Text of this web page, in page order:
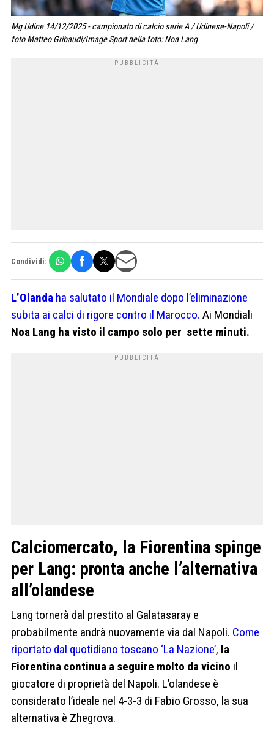
Mg Udine 14/12/2025 - campionato di calcio serie A / Udinese-Napoli /
foto Matteo Gribaudi/Image Sport nella foto: Noa Lang
Condividi:
L’Olanda ha salutato il Mondiale dopo l’eliminazione
subita ai calci di rigore contro il Marocco. Ai Mondiali
Noa Lang ha visto il campo solo per sette minuti.
Calciomercato, la Fiorentina spinge
per Lang: pronta anche l’alternativa
all’olandese
Lang tornerà dal prestito al Galatasaray e
probabilmente andrà nuovamente via dal Napoli. Come
riportato dal quotidiano toscano ‘La Nazione’, la
Fiorentina continua a seguire molto da vicino il
giocatore di proprietà del Napoli. L’olandese è
considerato l’ideale nel 4-3-3 di Fabio Grosso, la sua
alternativa è Zhegrova.